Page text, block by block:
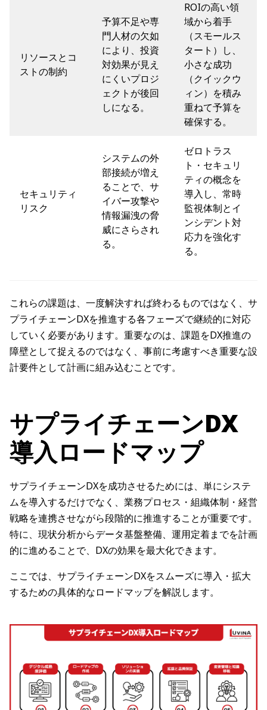
リソースとコ
ストの制約
予算不足や専
門人材の欠如
により、投資
対効果が見え
にくいプロジ
ェクトが後回
しになる。
ROIの高い領
域から着手
（スモールス
タート）し、
小さな成功
（クイックウ
ィン）を積み
重ねて予算を
確保する。
セキュリティ
リスク
システムの外
部接続が増え
ることで、サ
イバー攻撃や
情報漏洩の脅
威にさらされ
る。
ゼロトラス
ト・セキュリ
ティの概念を
導入し、常時
監視体制とイ
ンシデント対
応力を強化す
る。
これらの課題は、一度解決すれば終わるものではなく、サ
プライチェーンDXを推進する各フェーズで継続的に対応
していく必要があります。重要なのは、課題をDX推進の
障壁として捉えるのではなく、事前に考慮すべき重要な設
計要件として計画に組み込むことです。
サプライチェーンDX
導入ロードマップ
サプライチェーンDXを成功させるためには、単にシステ
ムを導入するだけでなく、業務プロセス・組織体制・経営
戦略を連携させながら段階的に推進することが重要です。
特に、現状分析からデータ基盤整備、運用定着までを計画
的に進めることで、DXの効果を最大化できます。
ここでは、サプライチェーンDXをスムーズに導入・拡大
するための具体的なロードマップを解説します。